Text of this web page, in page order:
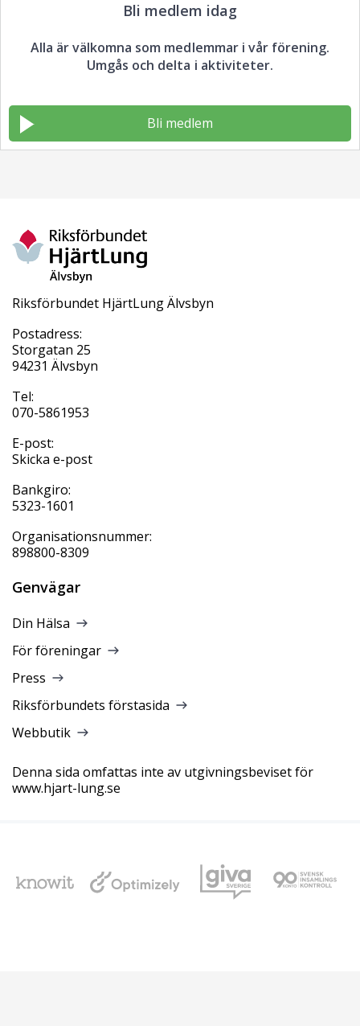
Bli medlem idag
Alla är välkomna som medlemmar i vår förening.
Umgås och delta i aktiviteter.
Bli medlem
Riksförbundet HjärtLung Älvsbyn
Postadress:
Storgatan 25
94231 Älvsbyn
Tel:
070-5861953
E-post:
Skicka e-post
Bankgiro:
5323-1601
Organisationsnummer:
898800-8309
Genvägar
Din Hälsa
För föreningar
Press
Riksförbundets förstasida
Webbutik
Denna sida omfattas inte av utgivningsbeviset för
www.hjart-lung.se